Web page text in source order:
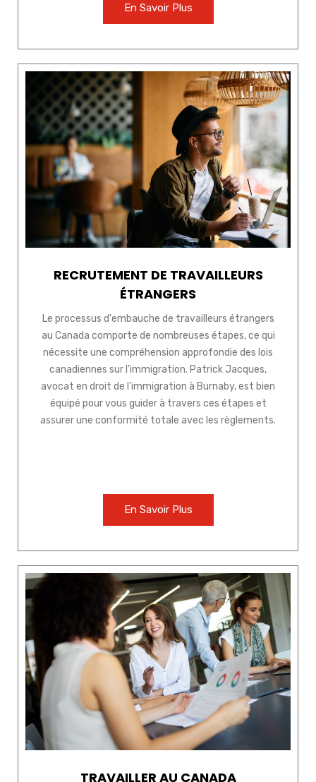
En Savoir Plus
RECRUTEMENT DE TRAVAILLEURS
ÉTRANGERS
Le processus d'embauche de travailleurs étrangers
au Canada comporte de nombreuses étapes, ce qui
nécessite une compréhension approfondie des lois
canadiennes sur l'immigration. Patrick Jacques,
avocat en droit de l'immigration à Burnaby, est bien
équipé pour vous guider à travers ces étapes et
assurer une conformité totale avec les règlements.
En Savoir Plus
TRAVAILLER AU CANADA